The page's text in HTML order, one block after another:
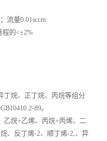
流量0.01sccm
程的<±2%
丁烷、正丁烷、丙烷等组分
89。
乙烷+乙烯、丙烷+丙烯、二
、反丁烯-2、顺丁烯-2,、异